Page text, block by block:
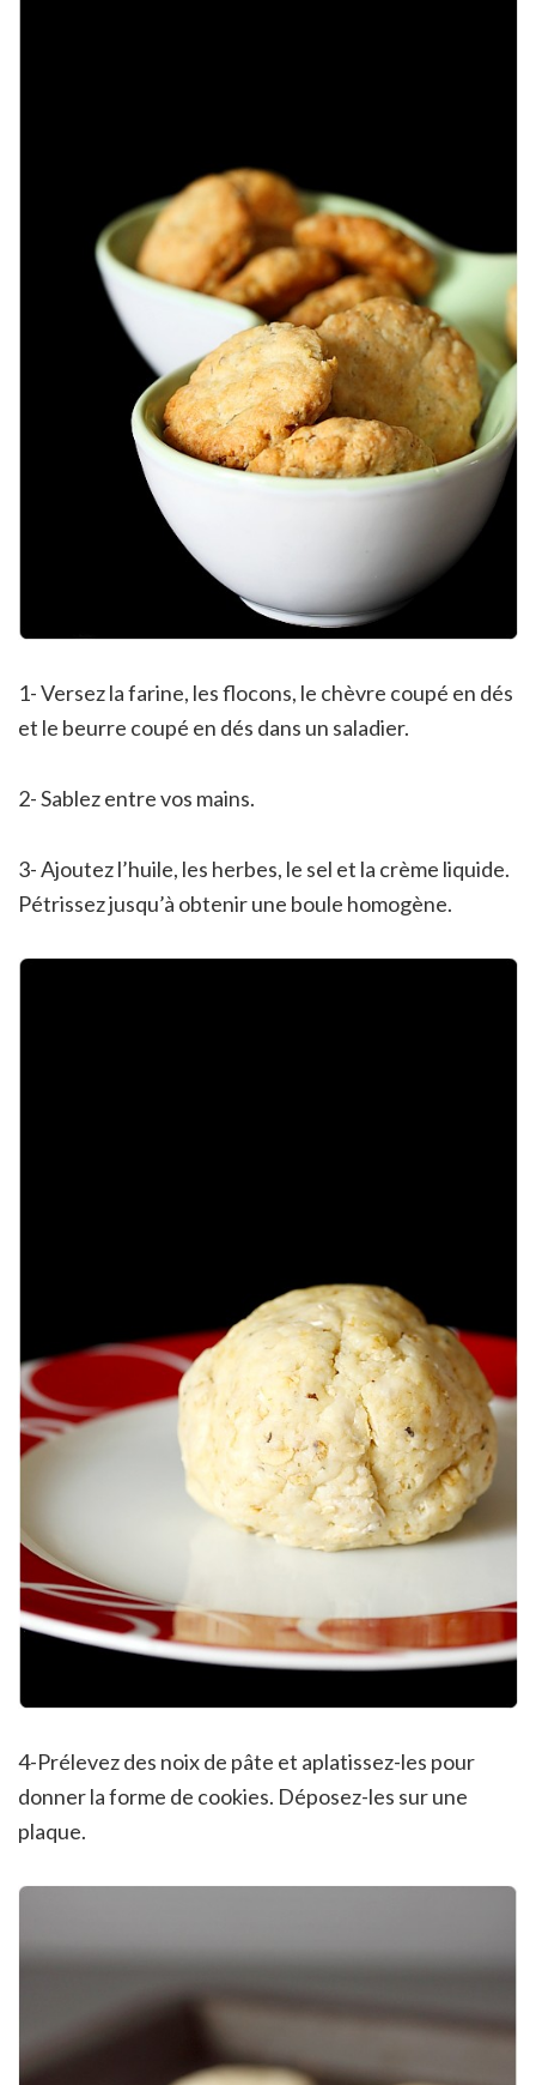
1- Versez la farine, les flocons, le chèvre coupé en dés
et le beurre coupé en dés dans un saladier.
2- Sablez entre vos mains.
3- Ajoutez l’huile, les herbes, le sel et la crème liquide.
Pétrissez jusqu’à obtenir une boule homogène.
4-Prélevez des noix de pâte et aplatissez-les pour
donner la forme de cookies. Déposez-les sur une
plaque.